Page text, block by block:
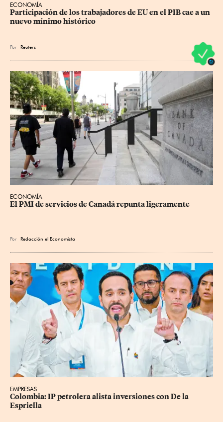
ECONOMÍA
Participación de los trabajadores de EU en el PIB cae a un
nuevo mínimo histórico
Por Reuters
ECONOMÍA
El PMI de servicios de Canadá repunta ligeramente
Por Redacción el Economista
EMPRESAS
Colombia: IP petrolera alista inversiones con De la
Espriella